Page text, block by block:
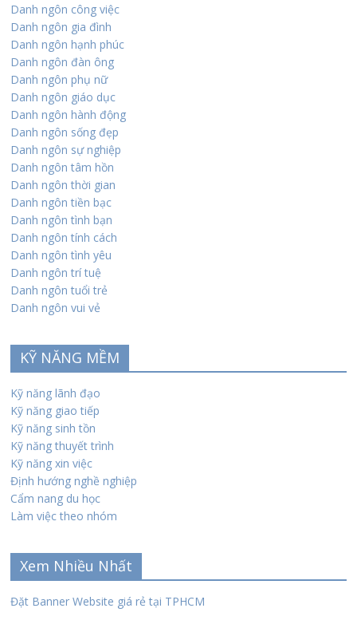
Danh ngôn công việc
Danh ngôn gia đình
Danh ngôn hạnh phúc
Danh ngôn đàn ông
Danh ngôn phụ nữ
Danh ngôn giáo dục
Danh ngôn hành động
Danh ngôn sống đẹp
Danh ngôn sự nghiệp
Danh ngôn tâm hồn
Danh ngôn thời gian
Danh ngôn tiền bạc
Danh ngôn tình bạn
Danh ngôn tính cách
Danh ngôn tình yêu
Danh ngôn trí tuệ
Danh ngôn tuổi trẻ
Danh ngôn vui vẻ
KỸ NĂNG MỀM
Kỹ năng lãnh đạo
Kỹ năng giao tiếp
Kỹ năng sinh tồn
Kỹ năng thuyết trình
Kỹ năng xin việc
Định hướng nghề nghiệp
Cẩm nang du học
Làm việc theo nhóm
Xem Nhiều Nhất
Đặt Banner Website giá rẻ tại TPHCM